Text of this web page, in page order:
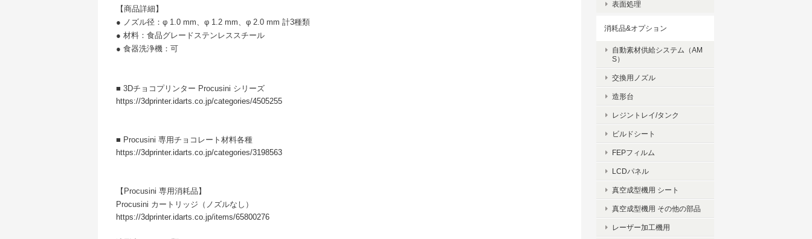
【商品詳細】
● ノズル径：φ 1.0 mm、φ 1.2 mm、φ 2.0 mm 計3種類
● 材料：食品グレードステンレススチール
● 食器洗浄機：可
■ 3Dチョコプリンター Procusini シリーズ
https://3dprinter.idarts.co.jp/categories/4505255
■ Procusini 専用チョコレート材料各種
https://3dprinter.idarts.co.jp/categories/3198563
【Procusini 専用消耗品】
Procusini カートリッジ（ノズルなし）
https://3dprinter.idarts.co.jp/items/65800276
表面処理
消耗品&オプション
自動素材供給システム（AM
S）
交換用ノズル
造形台
レジントレイ/タンク
ビルドシート
FEPフィルム
LCDパネル
真空成型機用 シート
真空成型機用 その他の部品
レーザー加工機用